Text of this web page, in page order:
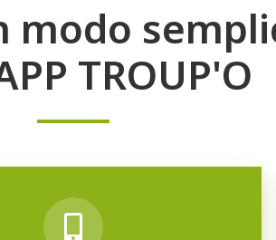
modo
TROUP'O